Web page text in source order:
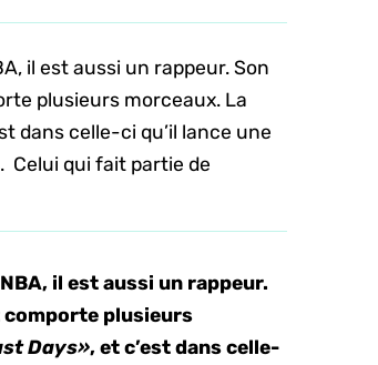
il est aussi un rappeur. Son
plusieurs morceaux. La
dans celle-ci qu’il lance une
Celui qui fait partie de
il est aussi un rappeur.
comporte plusieurs
Days», et c’est dans celle-